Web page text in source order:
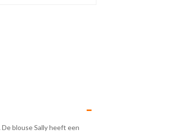
blouse Sally heeft een